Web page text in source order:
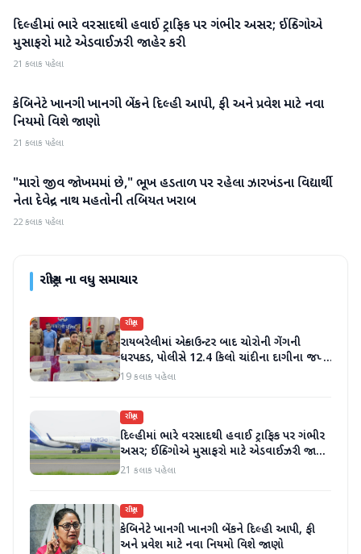
રાષ્ટ્રીય
દિલ્હીમાં ભારે વરસાદથી હવાઈ ટ્રાફિક પર ગંભીર અસર; ઈન્ડિગોએ
મુસાફરો માટે એડવાઈઝરી જાહેર કરી
21 કલાક પહેલા
રાષ્ટ્રીય
કેબિનેટે ખાનગી ખાનગી બેંકને દિલ્હી આપી, ફી અને પ્રવેશ માટે નવા
નિયમો વિશે જાણો
21 કલાક પહેલા
રાષ્ટ્રીય
"મારો જીવ જોખમમાં છે," ભૂખ હડતાળ પર રહેલા ઝારખંડના વિદ્યાર્થી
નેતા દેવેન્દ્ર નાથ મહતોની તબિયત ખરાબ
22 કલાક પહેલા
રાષ્ટ્રીયના વધુ સમાચાર
રાષ્ટ્રીય
રાયબરેલીમાં એન્કાઉન્ટર બાદ ચોરોની ગેંગની
ધરપકડ, પોલીસે 12.4 કિલો ચાંદીના દાગીના જપ્ત
કર્યા
19 કલાક પહેલા
રાષ્ટ્રીય
દિલ્હીમાં ભારે વરસાદથી હવાઈ ટ્રાફિક પર ગંભીર
અસર; ઈન્ડિગોએ મુસાફરો માટે એડવાઈઝરી જાહેર
કરી
21 કલાક પહેલા
રાષ્ટ્રીય
કેબિનેટે ખાનગી ખાનગી બેંકને દિલ્હી આપી, ફી
અને પ્રવેશ માટે નવા નિયમો વિશે જાણો